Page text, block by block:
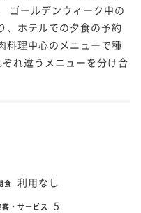
ゴールデンウィーク中の
、ホテルでの夕食の予約
料理中心のメニューで種
れ違うメニューを分け合
食 利用なし
客・サービス 5